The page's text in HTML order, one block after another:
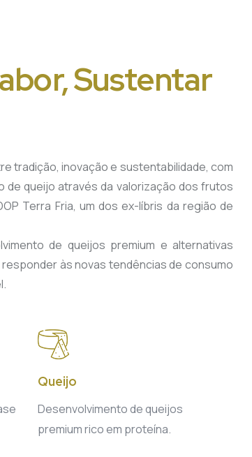
Sustentar
tradição, inovação e sustentabilidade, com
queijo através da valorização dos frutos
Terra Fria, um dos ex-líbris da região de
de queijos premium e alternativas
às novas tendências de consumo
Queijo
Desenvolvimento de queijos
premium rico em proteína.